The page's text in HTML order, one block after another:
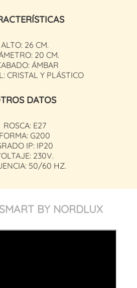
ALTO: 26 CM.
20 CM.
ÁMBAR
CRISTAL Y PLÁSTICO
DATOS
ROSCA: E27
FORMA: G200
IP: IP20
230V.
50/60 HZ.
BY NORDLUX